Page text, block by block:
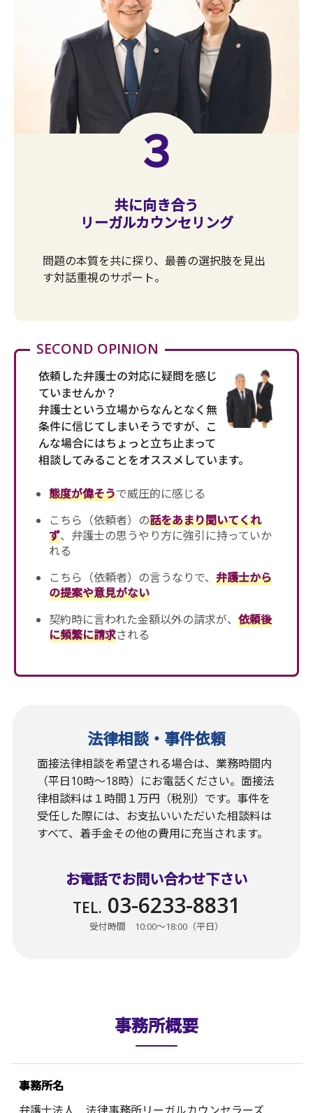
３
共に向き合う
リーガルカウンセリング
問題の本質を共に探り、最善の選択肢を見出
す対話重視のサポート。
SECOND OPINION
依頼した弁護士の対応に疑問を感じ
ていませんか？
弁護士という立場からなんとなく無
条件に信じてしまいそうですが、こ
んな場合にはちょっと立ち止まって
相談してみることをオススメしています。
態度が偉そうで威圧的に感じる
こちら（依頼者）の話をあまり聞いてくれ
ず、弁護士の思うやり方に強引に持っていか
れる
こちら（依頼者）の言うなりで、 弁護士から
の提案や意見がない
契約時に言われた金額以外の請求が、 依頼後
に頻繁に請求される
法律相談・事件依頼
面接法律相談を希望される場合は、業務時間内
（平日10時〜18時）にお電話ください。面接法
律相談料は１時間１万円（税別）です。事件を
受任した際には、お支払いいただいた相談料は
すべて、着手金その他の費用に充当されます。
お電話でお問い合わせ下さい
TEL. 03-6233-8831
受付時間 10:00〜18:00（平日）
事務所概要
事務所名